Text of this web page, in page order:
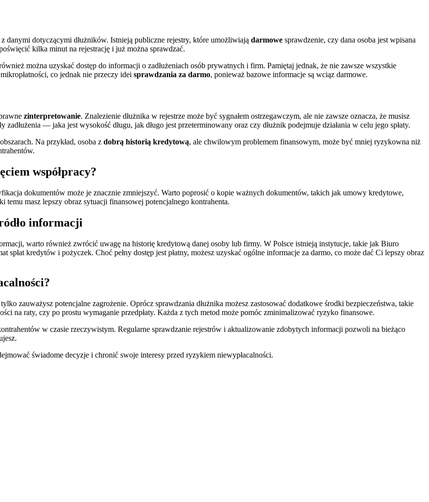
dotyczącymi dłużników. Istnieją publiczne rejestry, które umożliwiają darmowe sprawdzenie, czy dana osoba jest wpisana
kilka minut na rejestrację i już można sprawdzać.
można uzyskać dostęp do informacji o zadłużeniach osób prywatnych i firm. Pamiętaj jednak, że nie zawsze wszystkie
co jednak nie przeczy idei sprawdzania za darmo, ponieważ bazowe informacje są wciąz darmowe.
zinterpretowanie. Znalezienie dłużnika w rejestrze może być sygnałem ostrzegawczym, ale nie zawsze oznacza, że musisz
zadłużenia — jaka jest wysokość długu, jak długo jest przeterminowany oraz czy dłużnik podejmuje działania w celu jego spłaty.
Na przykład, osoba z dobrą historią kredytową, ale chwilowym problemem finansowym, może być mniej ryzykowna niż
współpracy?
dokumentów może je znacznie zmniejszyć. Warto poprosić o kopie ważnych dokumentów, takich jak umowy kredytowe,
temu masz lepszy obraz sytuacji finansowej potencjalnego kontrahenta.
informacji
warto również zwrócić uwagę na historię kredytową danej osoby lub firmy. W Polsce istnieją instytucje, takie jak Biuro
kredytów i pożyczek. Choć pełny dostęp jest płatny, możesz uzyskać ogólne informacje za darmo, co może dać Ci lepszy obraz
zauważysz potencjalne zagrożenie. Oprócz sprawdzania dłużnika możesz zastosować dodatkowe środki bezpieczeństwa, takie
na raty, czy po prostu wymaganie przedpłaty. Każda z tych metod może pomóc zminimalizować ryzyko finansowe.
w czasie rzeczywistym. Regularne sprawdzanie rejestrów i aktualizowanie zdobytych informacji pozwoli na bieżąco
świadome decyzje i chronić swoje interesy przed ryzykiem niewypłacalności.